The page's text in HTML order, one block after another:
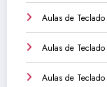
Aulas de
Aulas de
Aulas de